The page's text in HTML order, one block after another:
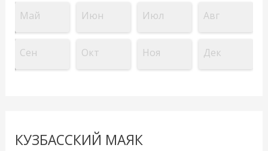
Май Июн Июл Авг
Сен Окт Ноя Дек
КУЗБАССКИЙ МАЯК